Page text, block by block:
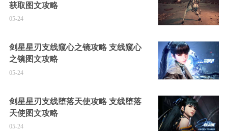
获取图文攻略
05-24
剑星星刃支线窥心之镜攻略 支线窥心
之镜图文攻略
05-24
剑星星刃支线堕落天使攻略 支线堕落
天使图文攻略
05-24